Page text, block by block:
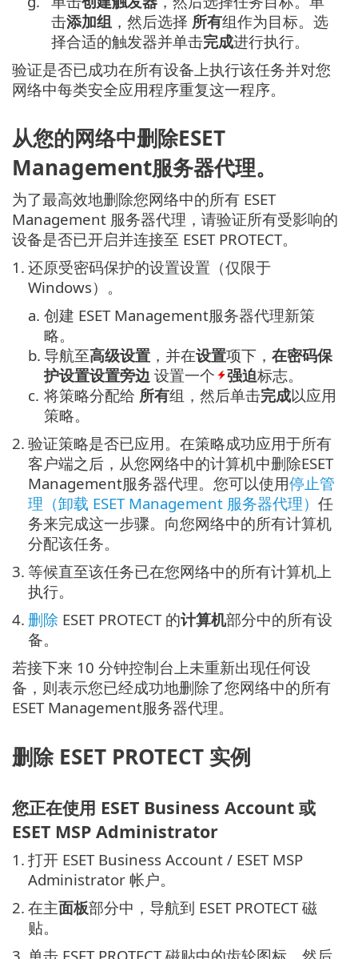
击添加组 ，然后选择 所有组作为目标。选
择合适的触发器并单击完成进行执行。
验证是否已成功在所有设备上执行该任务并对您
网络中每类安全应用程序重复这一程序。
从您的网络中删除ESET
Management服务器代理。
为了最高效地删除您网络中的所有 ESET
Management 服务器代理，请验证所有受影响的
设备是否已开启并连接至 ESET PROTECT。
1. 还原受密码保护的设置设置（仅限于
Windows）。
a. 创建 ESET Management服务器代理新策
略。
b. 导航至高级设置 ，并在设置项下， 在密码保
护设置设置旁边 设置一个 强迫标志。
c. 将策略分配给 所有组，然后单击完成以应用
策略。
2. 验证策略是否已应用。在策略成功应用于所有
客户端之后，从您网络中的计算机中删除ESET
Management服务器代理。您可以使用停止管
理（卸载 ESET Management 服务器代理） 任
务来完成这一步骤。向您网络中的所有计算机
分配该任务。
3. 等候直至该任务已在您网络中的所有计算机上
执行。
4. 删除 ESET PROTECT 的计算机部分中的所有设
备。
若接下来 10 分钟控制台上未重新出现任何设
备，则表示您已经成功地删除了您网络中的所有
ESET Management服务器代理。
删除 ESET PROTECT 实例
您正在使用 ESET Business Account 或
ESET MSP Administrator
1. 打开 ESET Business Account / ESET MSP
Administrator 帐户。
2. 在主面板部分中，导航到 ESET PROTECT 磁
贴。